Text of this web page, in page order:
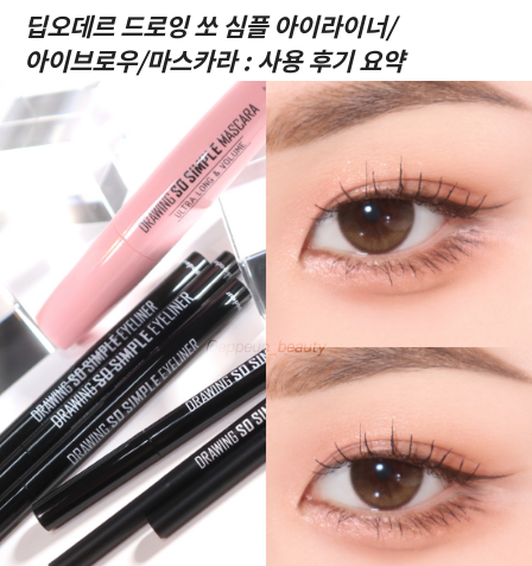
딥오데르 드로잉 쏘 심플 아이라이너/
아이브로우/마스카라 : 사용 후기 요약